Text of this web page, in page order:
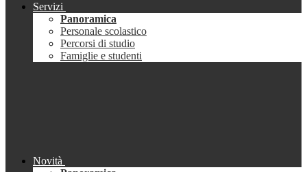
Servizi
Panoramica
Personale scolastico
Percorsi di studio
Famiglie e studenti
Novità